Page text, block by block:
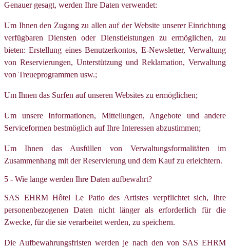
Genauer gesagt, werden Ihre Daten verwendet:
Um Ihnen den Zugang zu allen auf der Website unserer Einrichtung
verfügbaren Diensten oder Dienstleistungen zu ermöglichen, zu
bieten: Erstellung eines Benutzerkontos, E-Newsletter, Verwaltung
von Reservierungen, Unterstützung und Reklamation, Verwaltung
von Treueprogrammen usw.;
Um Ihnen das Surfen auf unseren Websites zu ermöglichen;
Um unsere Informationen, Mitteilungen, Angebote und andere
Serviceformen bestmöglich auf Ihre Interessen abzustimmen;
Um Ihnen das Ausfüllen von Verwaltungsformalitäten im
Zusammenhang mit der Reservierung und dem Kauf zu erleichtern.
5 - Wie lange werden Ihre Daten aufbewahrt?
SAS EHRM Hôtel Le Patio des Artistes verpflichtet sich, Ihre
personenbezogenen Daten nicht länger als erforderlich für die
Zwecke, für die sie verarbeitet werden, zu speichern.
Die Aufbewahrungsfristen werden je nach den von SAS EHRM